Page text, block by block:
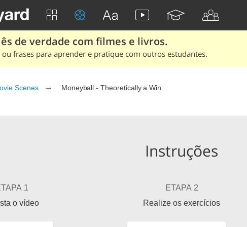
de verdade com filmes e livros.
frases para aprender e pratique com outros estudantes.
Scenes Moneyball - Theoretically a Win
Instruções
1
o vídeo
ETAPA 2
Realize os exercícios